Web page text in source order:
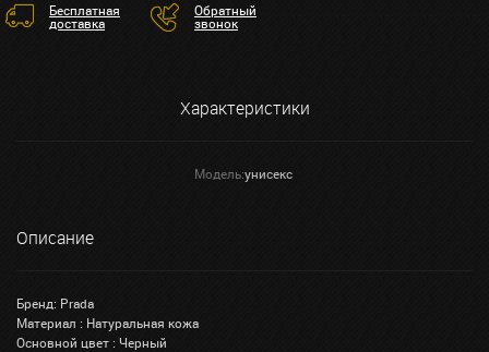
Бесплатная
доставка
Обратный
звонок
Характеристики
Модель:унисекс
Описание
Бренд: Prada
Материал : Натуральная кожа
Основной цвет : Черный